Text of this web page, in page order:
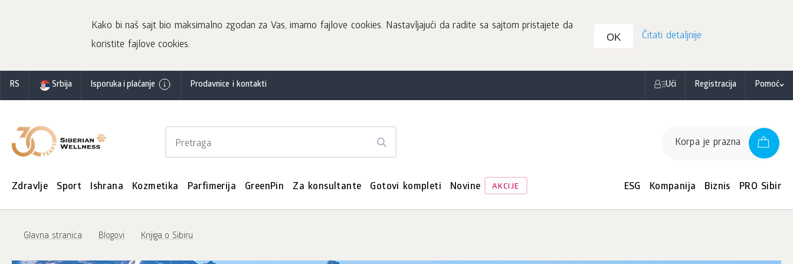
Kako bi naš sajt bio maksimalno zgodan za Vas, imamo fajlove cookies. Nastavljajući da radite sa sajtom pristajete da
koristite fajlove cookies.
OK Čitati detaljnije
RS Srbija Isporuka i plaćanje Prodavnice i kontakti Ući Registracija Pomoć
Korpa je prazna
Zdravlje Sport Ishrana Kozmetika Parfimerija GreenPin Za konsultante Gotovi kompleti Novine AKCIJE ESG Kompanija Biznis PRO Sibir
Glavna stranica Blogovi Knjiga o Sibiru